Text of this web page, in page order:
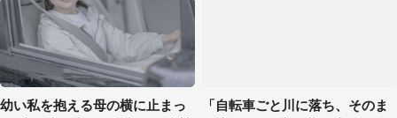
幼い私を抱える母の横に止まっ
「自転車ごと川に落ち、そのま